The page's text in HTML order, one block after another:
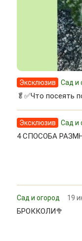
Эксклюзив Сад и
🥬✅Что посеять
Эксклюзив Сад и
4 СПОСОБА
Сад и огород 19
БРОККОЛИ🥦